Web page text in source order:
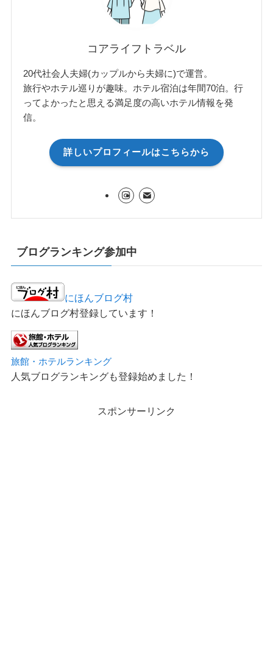
コアライフトラベル
20代社会人夫婦(カップルから夫婦に)で運営。
旅行やホテル巡りが趣味。ホテル宿泊は年間70泊。行
ってよかったと思える満足度の高いホテル情報を発
信。
詳しいプロフィールはこちらから
ブログランキング参加中
にほんブログ村
にほんブログ村登録しています！
旅館・ホテルランキング
人気ブログランキングも登録始めました！
スポンサーリンク